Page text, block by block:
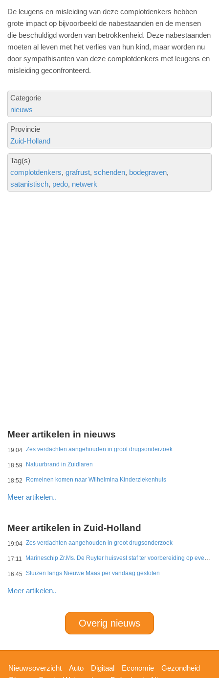
De leugens en misleiding van deze complotdenkers hebben
grote impact op bijvoorbeeld de nabestaanden en de mensen
die beschuldigd worden van betrokkenheid. Deze nabestaanden
moeten al leven met het verlies van hun kind, maar worden nu
door sympathisanten van deze complotdenkers met leugens en
misleiding geconfronteerd.
Categorie
nieuws
Provincie
Zuid-Holland
Tag(s)
complotdenkers grafrust schenden bodegraven
satanistisch pedo netwerk
Meer artikelen in nieuws
19:04 Zes verdachten aangehouden in groot drugsonderzoek
18:59 Natuurbrand in Zuidlaren
18:52 Romeinen komen naar Wilhelmina Kinderziekenhuis
Meer artikelen..
Meer artikelen in Zuid-Holland
19:04 Zes verdachten aangehouden in groot drugsonderzoek
17:11 Marineschip Zr.Ms. De Ruyter huisvest staf ter voorbereiding op eventuele Hormuz-missie
16:45 Sluizen langs Nieuwe Maas per vandaag gesloten
Meer artikelen..
Overig nieuws
Hoofdnavigatie
Nieuwsoverzicht Auto Digitaal Economie
Gezondheid